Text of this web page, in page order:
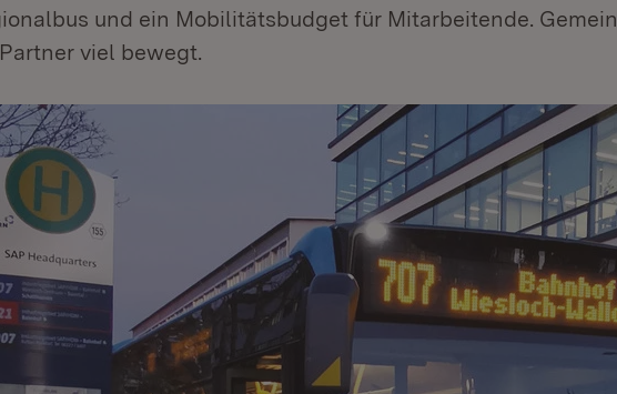
und ein Mobilitätsbudget für Mitarbeitende.
viel bewegt.